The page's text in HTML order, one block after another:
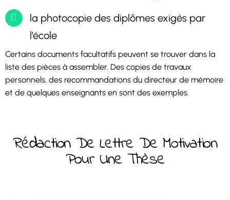
la photocopie des diplômes exigés par
l’école
Certains documents facultatifs peuvent se trouver dans la
liste des pièces à assembler. Des copies de travaux
personnels, des recommandations du directeur de mémoire
et de quelques enseignants en sont des exemples.
Rédaction De Lettre De Motivation
Pour Une Thèse